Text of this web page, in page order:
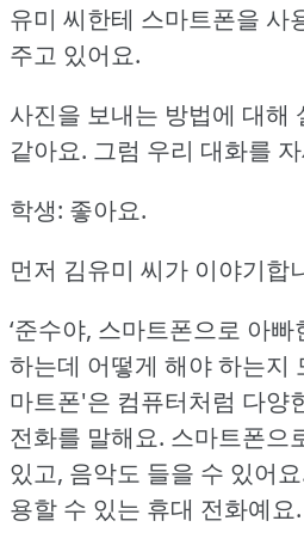
유미 씨한테 스마트폰을 사
주고 있어요.
사진을 보내는 방법에 대해
같아요. 그럼 우리 대화를
학생: 좋아요.
먼저 김유미 씨가 이야기합
‘준수야, 스마트폰으로 아
하는데 어떻게 해야 하는지
마트폰'은 컴퓨터처럼 다양
전화를 말해요. 스마트폰으
있고, 음악도 들을 수 있어
용할 수 있는 휴대 전화예요.